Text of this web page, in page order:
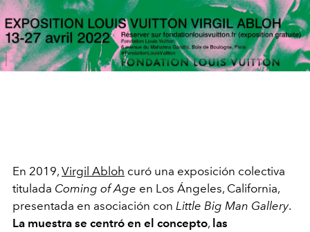
En 2019, Virgil Abloh curó una exposición colectiva
titulada Coming of Age en Los Ángeles, California,
presentada en asociación con Little Big Man Gallery.
La muestra se centró en el concepto, las